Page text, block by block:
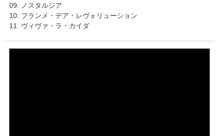
09. ノスタルジア
10. フランメ・デア・レヴォリューション
11. ヴィヴァ・ラ・カイダ